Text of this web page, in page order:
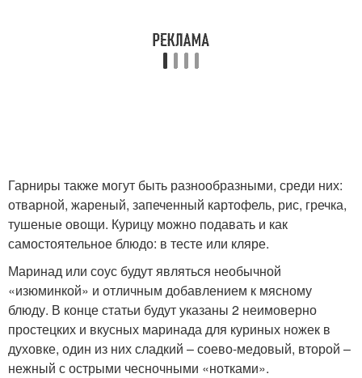
Гарниры также могут быть разнообразными, среди них:
отварной, жареный, запеченный картофель, рис, гречка,
тушеные овощи. Курицу можно подавать и как
самостоятельное блюдо: в тесте или кляре.
Маринад или соус будут являться необычной
«изюминкой» и отличным добавлением к мясному
блюду. В конце статьи будут указаны 2 неимоверно
простецких и вкусных маринада для куриных ножек в
духовке, один из них сладкий – соево-медовый, второй –
нежный с острыми чесночными «нотками».